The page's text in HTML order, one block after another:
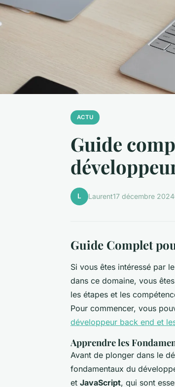
ACTU
Guide
L Laurent17 décembre 2024
Guide Complet
Si vous êtes intéressé par
dans ce domaine, vous
les étapes et les
Pour commencer, vous
développeur back end et
Apprendre les
Avant de plonger dans le
fondamentaux du
et JavaScript, qui sont